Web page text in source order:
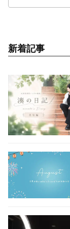
新着記事